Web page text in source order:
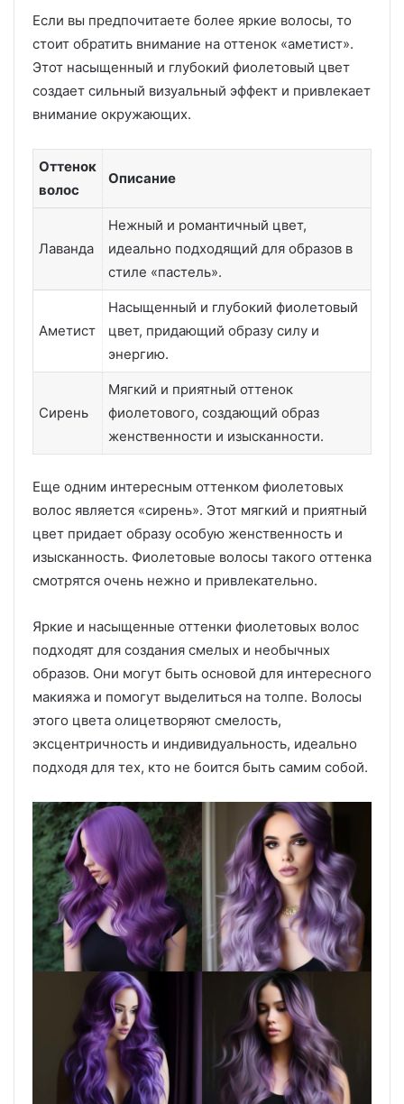
Если вы предпочитаете более яркие волосы, то
стоит обратить внимание на оттенок «аметист».
Этот насыщенный и глубокий фиолетовый цвет
создает сильный визуальный эффект и привлекает
внимание окружающих.
Оттенок
волос
Описание
Лаванда
Нежный и романтичный цвет,
идеально подходящий для образов в
стиле «пастель».
Аметист
Насыщенный и глубокий фиолетовый
цвет, придающий образу силу и
энергию.
Сирень
Мягкий и приятный оттенок
фиолетового, создающий образ
женственности и изысканности.
Еще одним интересным оттенком фиолетовых
волос является «сирень». Этот мягкий и приятный
цвет придает образу особую женственность и
изысканность. Фиолетовые волосы такого оттенка
смотрятся очень нежно и привлекательно.
Яркие и насыщенные оттенки фиолетовых волос
подходят для создания смелых и необычных
образов. Они могут быть основой для интересного
макияжа и помогут выделиться на толпе. Волосы
этого цвета олицетворяют смелость,
эксцентричность и индивидуальность, идеально
подходя для тех, кто не боится быть самим собой.